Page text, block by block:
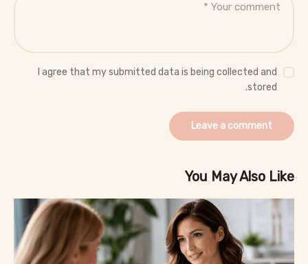
I agree that my submitted data is being collected and
stored.
You May Also Like